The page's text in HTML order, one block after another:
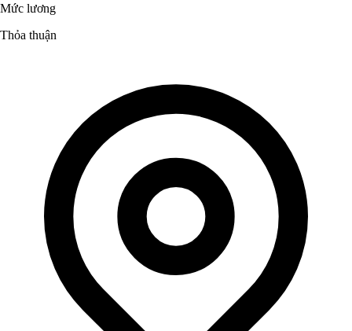
Mức lương
Thỏa thuận